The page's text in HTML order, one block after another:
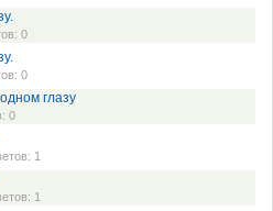
0
0
глазу
0
1
1